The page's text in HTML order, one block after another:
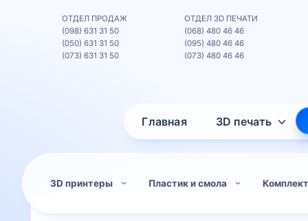
Главная 3D печать
ОТДЕЛ ПРОДАЖ
(098) 631 31 50
(050) 631 31 50
(073) 631 31 50
ОТДЕЛ 3D ПЕЧАТИ
(068) 480 46 46
(095) 480 46 46
(073) 480 46 46
3D принтеры Пластик и смола